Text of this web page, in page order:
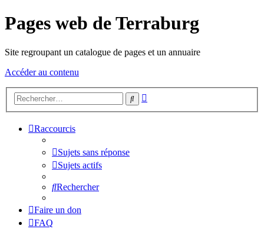
Pages web de Terraburg
Site regroupant un catalogue de pages et un annuaire
Accéder au contenu
Rechercher
Raccourcis
Sujets sans réponse
Sujets actifs
Rechercher
Faire un don
FAQ